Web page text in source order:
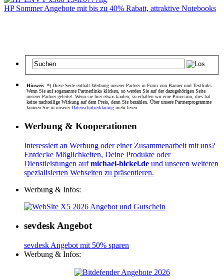
HP Sommer Angebote mit bis zu 40% Rabatt, attraktive Notebooks
Hinweis: *) Diese Seite enthält Werbung unserer Partner in Form von Banner und Textlinks.
Wenn Sie auf sogenannte Partnerlinks klicken, so werden Sie auf der dazugehörigen Seite
unserer Partner geleitet. Wenn sie hier etwas kaufen, so erhalten wir eine Provision, dies hat
keine nachteilige Wirkung auf dem Preis, denn Sie bezahlen. Über unsere Partnerprogramme
können Sie in unsererDatenschutzerklärung mehr lesen.
Werbung & Kooperationen
Interessiert an Werbung oder einer Zusammenarbeit mit uns?
Entdecke Möglichkeiten, Deine Produkte oder
Dienstleistungen aufmichael-bickel.de und unseren weiteren
spezialisierten Webseiten zu präsentieren.
Werbung & Infos:
sevdesk Angebot
sevdesk Angebot mit 50% sparen
Werbung & Infos: